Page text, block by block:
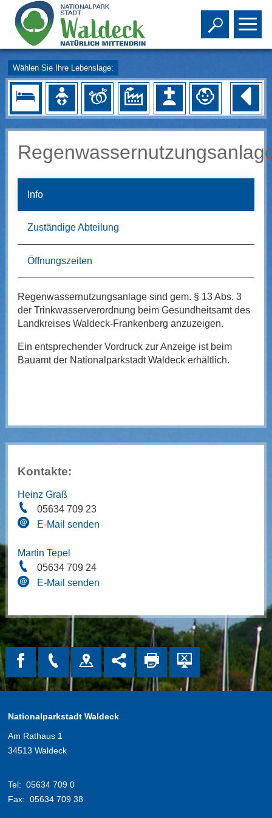
Toggle
Wählen Sie Ihre Lebenslage:
Info
Zuständige Abteilung
Öffnungszeiten
Regenwassernutzungsanlage sind gem. § 13 Abs. 3
der Trinkwasserverordnung beim Gesundheitsamt des
Landkreises Waldeck-Frankenberg anzuzeigen.
Ein entsprechender Vordruck zur Anzeige ist beim
Bauamt der Nationalparkstadt Waldeck erhältlich.
Kontakte:
Heinz Graß
05634 709 23
E-Mail senden
Martin Tepel
05634 709 24
E-Mail senden
Nationalparkstadt Waldeck
Am Rathaus 1
34513 Waldeck
Tel: 05634 709 0
Fax: 05634 709 38